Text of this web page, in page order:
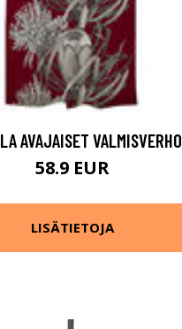
AVAJAISET VALMISVERHO
58.9 EUR
LISÄTIETOJA